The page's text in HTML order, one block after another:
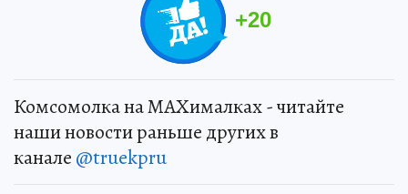
+20
Комсомолка на MAXималках - читайте
наши новости раньше других в
канале @truekpru